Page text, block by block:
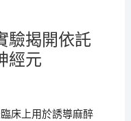
驗揭開依託
經元
床上用於誘導麻醉